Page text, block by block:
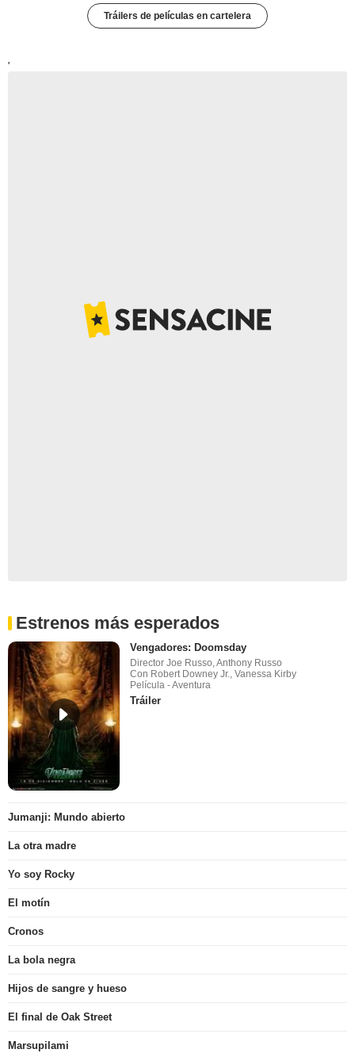
Tráilers de películas en cartelera
'
Estrenos más esperados
Vengadores: Doomsday
Director Joe Russo, Anthony Russo
Con Robert Downey Jr., Vanessa Kirby
Película - Aventura
Tráiler
Jumanji: Mundo abierto
La otra madre
Yo soy Rocky
El motín
Cronos
La bola negra
Hijos de sangre y hueso
El final de Oak Street
Marsupilami